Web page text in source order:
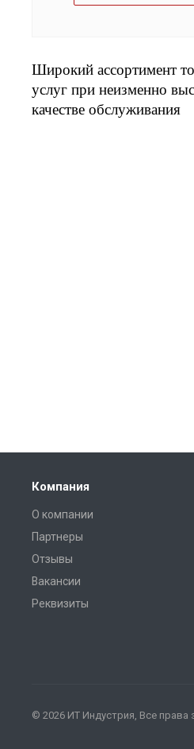
Широкий ассортимент
услуг при неизменно
качестве обслуживания
Компания
О компании
Партнеры
Отзывы
Вакансии
Реквизиты
© 2026 ИТ Индустрия, Все права